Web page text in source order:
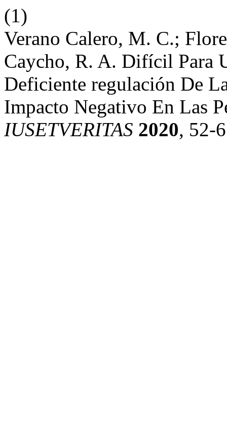
(1)
Verano Calero, M. C.;
Caycho, R. A. Difícil Para
Deficiente regulación De
Impacto Negativo En Las
IUSETVERITAS 2020, 52-